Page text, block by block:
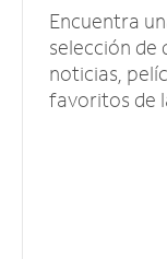
Encuentra
selección de
noticias,
favoritos de